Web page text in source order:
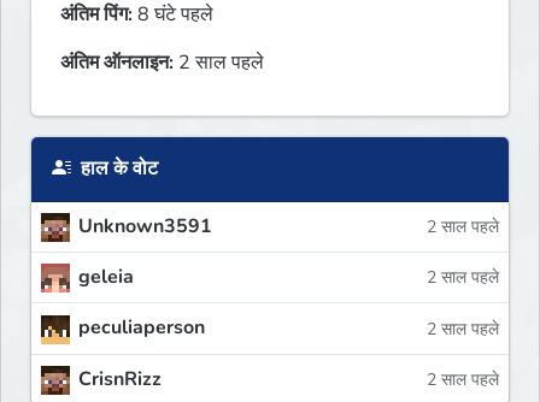
अंतिम पिंग:8 घंटे पहले
अंतिम ऑनलाइन: 2 साल पहले
हाल के वोट
Unknown3591 2 साल पहले
geleia 2 साल पहले
peculiaperson 2 साल पहले
CrisnRizz 2 साल पहले